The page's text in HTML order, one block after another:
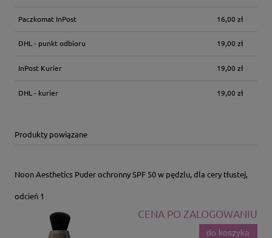
Paczkomat InPost 16,00 zł
DHL - punkt odbioru 19,00 zł
InPost Kurier 19,00 zł
DHL - kurier 19,00 zł
Produkty powiązane
Noon Aesthetics Puder ochronny SPF 50 w pędzlu, dla cery tłustej,
odcień 1
CENA PO ZALOGOWANIU
do koszyka